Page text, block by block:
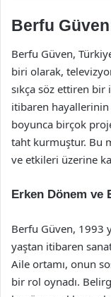
Berfu
Berfu Güven,
biri olarak,
sıkça söz ettiren
itibaren
boyunca birçok
taht kurmuştur. Bu
ve etkileri üzerine
Erken Dönem ve
Berfu Güven, 1993
yaştan itibaren
Aile ortamı, onun
bir rol oynadı.